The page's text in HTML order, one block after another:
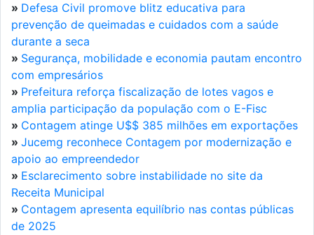
» Defesa Civil promove blitz educativa para
prevenção de queimadas e cuidados com a saúde
durante a seca
» Segurança, mobilidade e economia pautam encontro
com empresários
» Prefeitura reforça fiscalização de lotes vagos e
amplia participação da população com o E-Fisc
» Contagem atinge U$$ 385 milhões em exportações
» Jucemg reconhece Contagem por modernização e
apoio ao empreendedor
» Esclarecimento sobre instabilidade no site da
Receita Municipal
» Contagem apresenta equilíbrio nas contas públicas
de 2025